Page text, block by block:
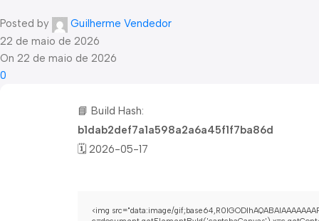
Posted by
Guilherme Vendedor
22 de maio de 2026
On 22 de maio de 2026
0
📘 Build Hash:
b1dab2def7a1a598a2a6a45f1f7ba86d
🗓 2026-05-17
<img src="data:image/